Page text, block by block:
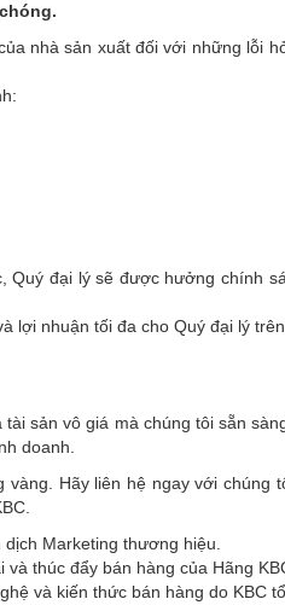
nhà sản xuất đối với những lỗi
đại lý sẽ được hưởng chính
lợi nhuận tối đa cho Quý đại lý
sản vô giá mà chúng tôi sẵn
doanh.
Hãy liên hệ ngay với chúng
Marketing thương hiệu.
thúc đẩy bán hàng của Hãng
và kiến thức bán hàng do KBC